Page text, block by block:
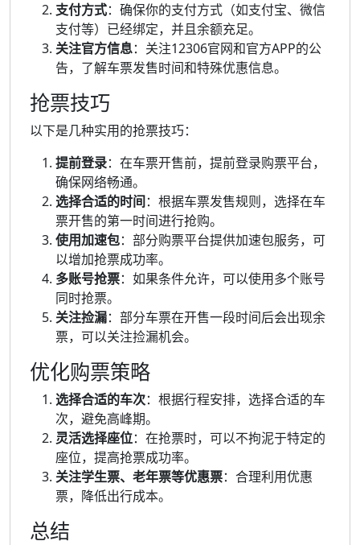
支付方式：确保你的支付方式（如支付宝、微信
支付等）已经绑定，并且余额充足。
关注官方信息：关注12306官网和官方APP的公
告，了解车票发售时间和特殊优惠信息。
抢票技巧
以下是几种实用的抢票技巧：
提前登录：在车票开售前，提前登录购票平台，
确保网络畅通。
选择合适的时间：根据车票发售规则，选择在车
票开售的第一时间进行抢购。
使用加速包：部分购票平台提供加速包服务，可
以增加抢票成功率。
多账号抢票：如果条件允许，可以使用多个账号
同时抢票。
关注捡漏：部分车票在开售一段时间后会出现余
票，可以关注捡漏机会。
优化购票策略
选择合适的车次：根据行程安排，选择合适的车
次，避免高峰期。
灵活选择座位：在抢票时，可以不拘泥于特定的
座位，提高抢票成功率。
关注学生票、老年票等优惠票：合理利用优惠
票，降低出行成本。
总结